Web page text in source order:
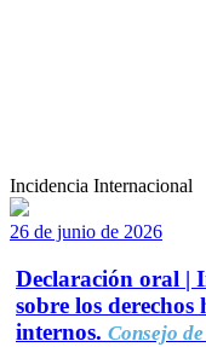
Incidencia Internacional
26 de junio de 2026
Declaración oral |
sobre los derechos
internos. Consejo